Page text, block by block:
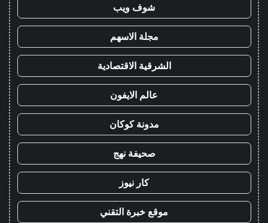
شوف ويب
مجلة الاسهم
الشرقية الاقتصادية
عالم الايفون
مدونة كوكان
صحيفة نهج
كار نيوز
موقع خبرة التقني